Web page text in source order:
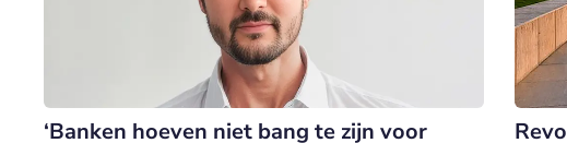
‘Banken hoeven niet bang te zijn voor